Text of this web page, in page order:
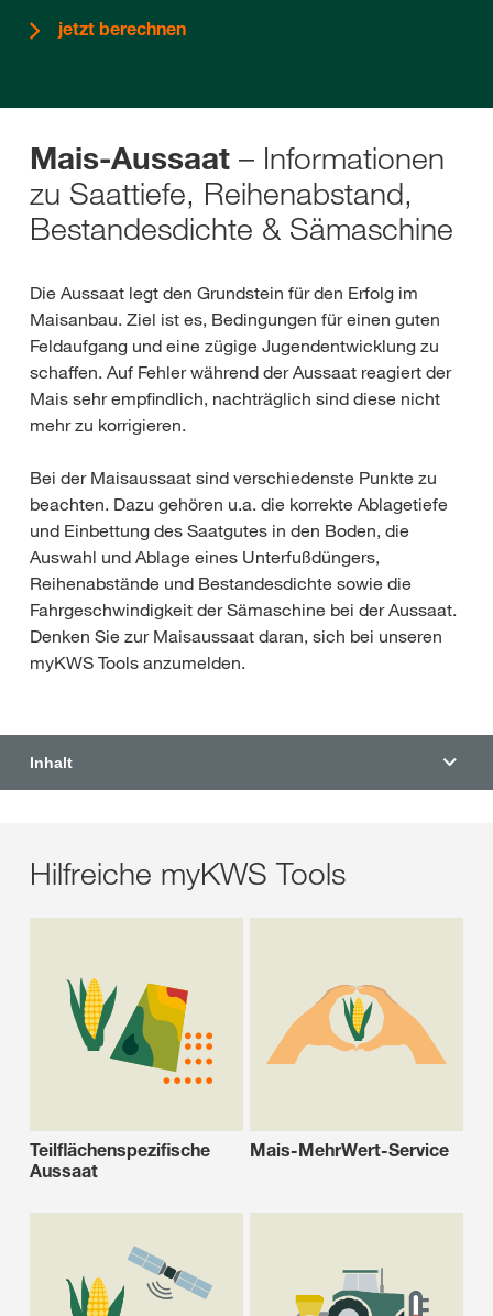
jetzt berechnen
Mais-Aussaat – Informationen
zu Saattiefe, Reihenabstand,
Bestandesdichte & Sämaschine
Die Aussaat legt den Grundstein für den Erfolg im
Maisanbau. Ziel ist es, Bedingungen für einen guten
Feldaufgang und eine zügige Jugendentwicklung zu
schaffen. Auf Fehler während der Aussaat reagiert der
Mais sehr empfindlich, nachträglich sind diese nicht
mehr zu korrigieren.
Bei der Maisaussaat sind verschiedenste Punkte zu
beachten. Dazu gehören u.a. die korrekte Ablagetiefe
und Einbettung des Saatgutes in den Boden, die
Auswahl und Ablage eines Unterfußdüngers,
Reihenabstände und Bestandesdichte sowie die
Fahrgeschwindigkeit der Sämaschine bei der Aussaat.
Denken Sie zur Maisaussaat daran, sich bei unseren
myKWS Tools anzumelden.
Inhalt
Hilfreiche myKWS Tools
Teilflächenspezifische
Aussaat
Mais-MehrWert-Service